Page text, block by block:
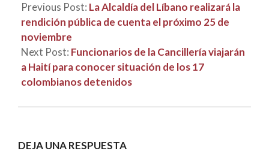
Previous Post: La Alcaldía del Líbano realizará la
rendición pública de cuenta el próximo 25 de
noviembre
Next Post: Funcionarios de la Cancillería viajarán
a Haití para conocer situación de los 17
colombianos detenidos
DEJA UNA RESPUESTA